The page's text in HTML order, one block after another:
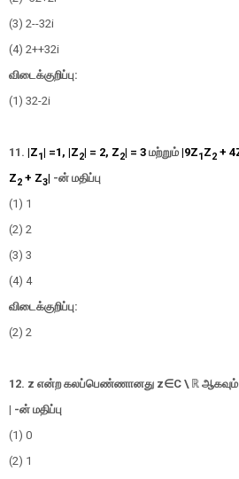
(3) 2--32i
(4) 2++32i
விடைக்குறிப்பு:
(1) 32-2i
11. |Z1| =1, |Z2| = 2, Z2| = 3 மற்றும் |9Z1Z2 + 4
Z2 + Z3| -ன் மதிப்பு
(1) 1
(2) 2
(3) 3
(4) 4
விடைக்குறிப்பு:
(2) 2
12. z என்ற கலப்பெண்ணானது z∈C \ ℝ ஆகவும்
| -ன் மதிப்பு
(1) 0
(2) 1